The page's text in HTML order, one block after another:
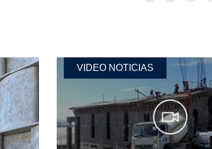
VIDEO NOTICIAS